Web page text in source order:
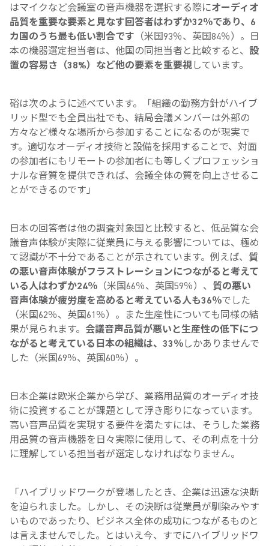
はマイクなど会議室の音声機器を選択する際にオーディオ
品質を重要な要素と見なす回答者はわずか32％であり、6
カ国のうち最も低い割合です （米国93％、英国84％）。日
本の機器選定担当者は、他国の同担当者と比較すると、 設
置の容易さ（38%）など他の要素を重要視 しています。
硲は次のように述べています。「組織の勤務方針がハイブ
リッド型でも全員出社でも、結局会議メンバーは外部の
方々など様々な場所から参加することになるのが現実で
す。適切なオーディオ技術と設備を採用することで、対面
の参加者にもリモートの参加者にも等しくプロフェッショ
ナルな音質を提供できれば、会議全体の質を向上させるこ
とができるのです」
日本の回答者は他の調査対象国と比較すると、低品質な会
議音声体験が実際に従業員に与える影響については、極め
て認識が不十分であることが示されています。例えば、 質
の悪い音声体験がフラストレーションにつながると考えて
いる人はわずか24％ （米国66％、英国59％）、 質の悪い
音声体験が疲労度を高めると考えている人も36％でした
（米国62％、英国61％）。また生産性についても同様の結
果が見られます。 会議音声品質が悪いと生産性の低下につ
ながると考えている日本の組織は、33％ しかありませんで
した（米国69％、英国60％）。
日本企業は欧米企業から学び、業務用品質のオーディオ技
術に投資することが課題として浮き彫りになっています。
高い音声品質を実現する要件を満たすには、そうした業務
用品質の音声機器を日々実際に使用して、その利点を十分
に理解している担当者が選定しなければなりません。
「ハイブリッドワークが登場したとき、企業は迅速な決断
を迫られました。しかし、その決断は従業員が馴染みやす
いものであったり、ビジネス全体の成功につながるものと
は言えませんでした。とはいえ今、すでにハイブリッドワ